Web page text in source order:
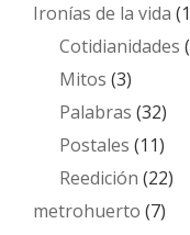
Ironías de la vida
Cotidianidades
Mitos (3)
Palabras (32)
Postales (11)
Reedición (22)
metrohuerto (7)